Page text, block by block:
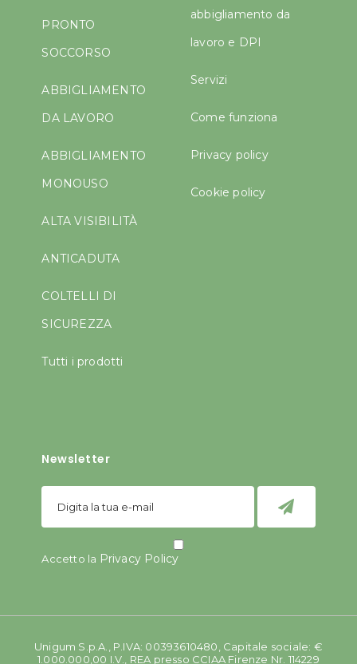
PRONTO
SOCCORSO
ABBIGLIAMENTO
DA LAVORO
ABBIGLIAMENTO
MONOUSO
ALTA VISIBILITÀ
ANTICADUTA
COLTELLI DI
SICUREZZA
Tutti i prodotti
abbigliamento da
lavoro e DPI
Servizi
Come funziona
Privacy policy
Cookie policy
Newsletter
Accetto la Privacy Policy
Unigum S.p.A., P.IVA: 00393610480, Capitale sociale: €
1.000.000,00 I.V., REA presso CCIAA Firenze Nr. 114229